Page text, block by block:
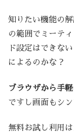
知りたい機能の
の範囲でミーテ
ド設定はできな
によるのかな？
ブラウザから手
ですし画面もシン
無料お試し利用